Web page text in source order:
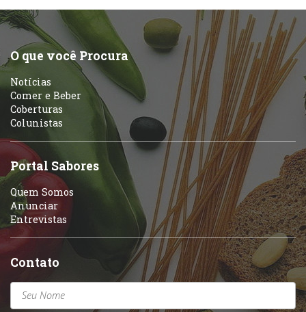
O que você Procura
Notícias
Comer e Beber
Coberturas
Colunistas
Portal Sabores
Quem Somos
Anunciar
Entrevistas
Contato